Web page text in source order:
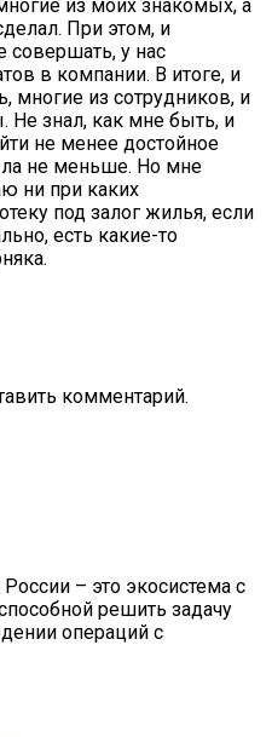
из моих знакомых, а
При этом, и
у нас
в компании. В итоге, и
многие из сотрудников, и
Не знал, как мне быть, и
не менее достойное
не меньше. Но мне
ни при каких
под залог жилья, если
есть какие-то
комментарий.
– это экосистема с
решить задачу
операций с